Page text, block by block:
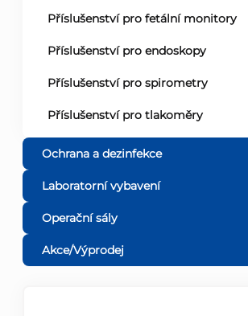
l
Příslušenství pro fetální monitory
Příslušenství pro endoskopy
Příslušenství pro spirometry
Příslušenství pro tlakoměry
Ochrana a dezinfekce
Laboratorní vybavení
Operační sály
Akce/Výprodej